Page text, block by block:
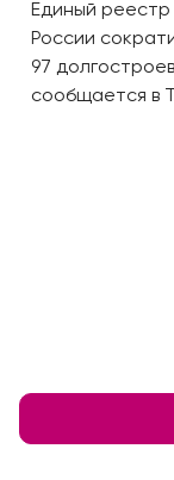
Единый
России
97
сообщается в